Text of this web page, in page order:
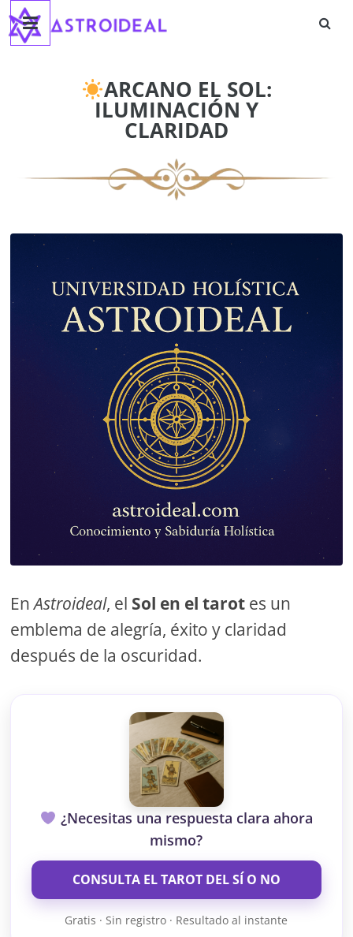
Saltar
contenido
Astroideal
ARCANO EL SOL:
ILUMINACIÓN Y
CLARIDAD
EnAstroideal, el Sol en el tarot es un
emblema de alegría, éxito y claridad
después de la oscuridad.
¿Necesitas una respuesta clara ahora
mismo?
CONSULTA EL TAROT DEL SÍ O NO
Gratis · Sin registro · Resultado al instante